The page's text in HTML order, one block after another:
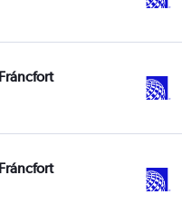
de El Salvador
Fráncfort
de El Salvador
Fráncfort
de El Salvador